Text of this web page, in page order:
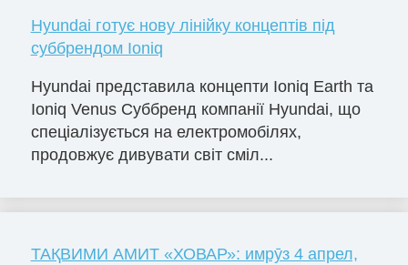
Hyundai готує нову лінійку концептів під
суббрендом Ioniq
Hyundai представила концепти Ioniq Earth та
Ioniq Venus Суббренд компанії Hyundai, що
спеціалізується на електромобілях,
продовжує дивувати світ сміл...
ТАҚВИМИ АМИТ «ХОВАР»: имрӯз 4 апрел,